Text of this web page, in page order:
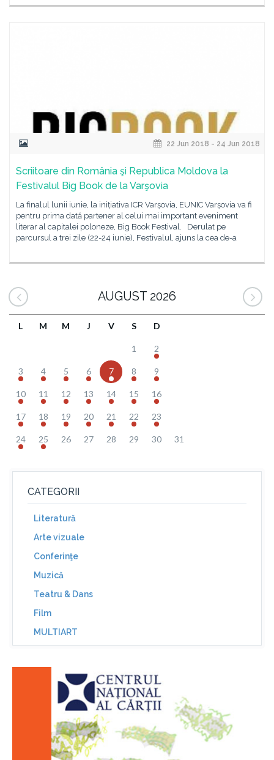
22 Jun 2018 - 24 Jun 2018
Scriitoare din România şi Republica Moldova la
Festivalul Big Book de la Varşovia
La finalul lunii iunie, la inițiativa ICR Varșovia, EUNIC Varșovia va fi
pentru prima dată partener al celui mai important eveniment
literar al capitalei poloneze, Big Book Festival. Derulat pe
parcursul a trei zile (22-24 iunie), Festivalul, ajuns la cea de-a
AUGUST 2026
L M M J V S D
1 2
3 4 5 6 7 8 9
10 11 12 13 14 15 16
17 18 19 20 21 22 23
24 25 26 27 28 29 30 31
CATEGORII
Literatură
Arte vizuale
Conferinţe
Muzică
Teatru & Dans
Film
MULTIART